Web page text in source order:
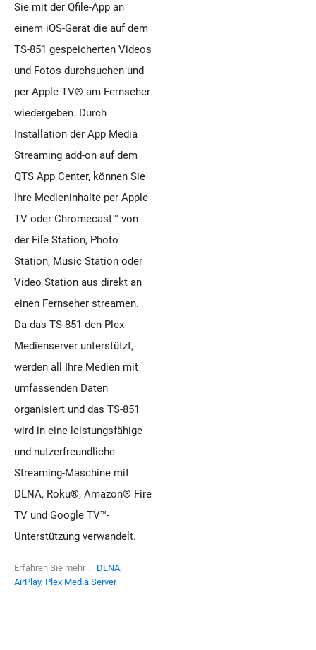
Sie mit der Qfile-App an
einem iOS-Gerät die auf dem
TS-851 gespeicherten Videos
und Fotos durchsuchen und
per Apple TV® am Fernseher
wiedergeben. Durch
Installation der App Media
Streaming add-on auf dem
QTS App Center, können Sie
Ihre Medieninhalte per Apple
TV oder Chromecast™ von
der File Station, Photo
Station, Music Station oder
Video Station aus direkt an
einen Fernseher streamen.
Da das TS-851 den Plex-
Medienserver unterstützt,
werden all Ihre Medien mit
umfassenden Daten
organisiert und das TS-851
wird in eine leistungsfähige
und nutzerfreundliche
Streaming-Maschine mit
DLNA, Roku®, Amazon® Fire
TV und Google TV™-
Unterstützung verwandelt.
Erfahren Sie mehr： DLNA,
AirPlay, Plex Media Server